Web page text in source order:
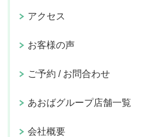
アクセス
お客様の声
ご予約 / お問合わせ
あおばグループ店舗一覧
会社概要